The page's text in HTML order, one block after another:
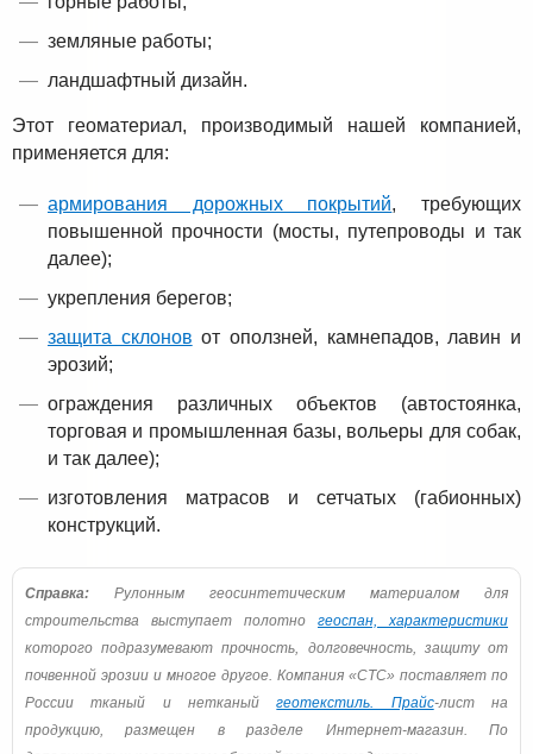
земляные работы;
ландшафтный дизайн.
Этот геоматериал, производимый нашей компанией,
применяется для:
армирования дорожных покрытий, требующих
повышенной прочности (мосты, путепроводы и так
далее);
укрепления берегов;
защита склонов от оползней, камнепадов, лавин и
эрозий;
ограждения различных объектов (автостоянка,
торговая и промышленная базы, вольеры для собак,
и так далее);
изготовления матрасов и сетчатых (габионных)
конструкций.
Справка: Рулонным геосинтетическим материалом для
строительства выступает полотно геоспан, характеристики
которого подразумевают прочность, долговечность, защиту от
почвенной эрозии и многое другое. Компания «СТС» поставляет по
России тканый и нетканыйгеотекстиль. Прайс-лист на
продукцию, размещен в разделе Интернет-магазин. По